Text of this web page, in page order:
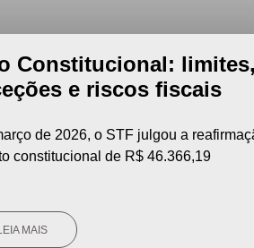
Constitucional: limites,
e riscos fiscais
de 2026, o STF julgou a
constitucional de R$ 46.366,19
MAIS